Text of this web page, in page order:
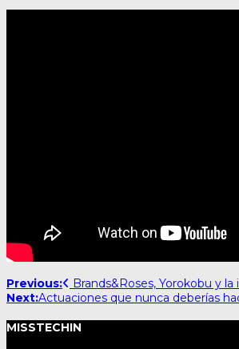
Post
navigation
Previous:
Brands&Roses, Yorokobu y
Next:Actuaciones que nunca deberías
MISSTECHIN